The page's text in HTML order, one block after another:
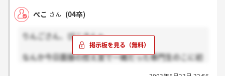
今回は何人採用なんでしょう？パークも一ケタだった
らしいし、あぁドキドキです(T-T)
ぺこ さん (04卒)
りんごさん、ぴこさんへ
なんか今日面接の控え室で一緒だった専門生のこに初